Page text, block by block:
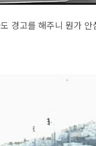
경고를 해주니 뭔가 안